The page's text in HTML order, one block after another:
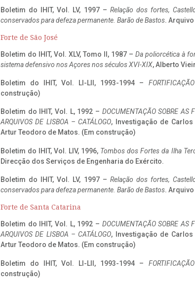
Boletim do IHIT, Vol. LV, 1997 – Relação dos fortes,
conservados para defeza permanente. Barão de Bastos.
Forte de São José
Boletim do IHIT, Vol. XLV, Tomo II, 1987 – Da poliorcética à
sistema defensivo nos Açores nos séculos XVI-XIX, Alberto
Boletim do IHIT, Vol. LI-LII, 1993-1994 –
construção)
Boletim do IHIT, Vol. L, 1992 – DOCUMENTAÇÃO SOBRE AS
ARQUIVOS DE LISBOA – CATÁLOGO, Investigação de
Artur Teodoro de Matos. (Em construção)
Boletim do IHIT, Vol. LIV, 1996, Tombos dos Fortes da Ilha
Direcção dos Serviços de Engenharia do Exército.
Boletim do IHIT, Vol. LV, 1997 – Relação dos fortes,
conservados para defeza permanente. Barão de Bastos.
Forte de Santa Catarina
Boletim do IHIT, Vol. L, 1992 – DOCUMENTAÇÃO SOBRE AS
ARQUIVOS DE LISBOA – CATÁLOGO, Investigação de
Artur Teodoro de Matos. (Em construção)
Boletim do IHIT, Vol. LI-LII, 1993-1994 –
construção)